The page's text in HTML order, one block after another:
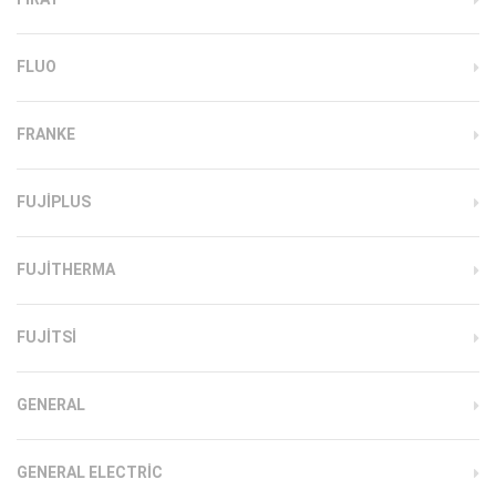
FLUO
FRANKE
FUJIPLUS
FUJITHERMA
FUJITSI
GENERAL
GENERAL ELECTRIC